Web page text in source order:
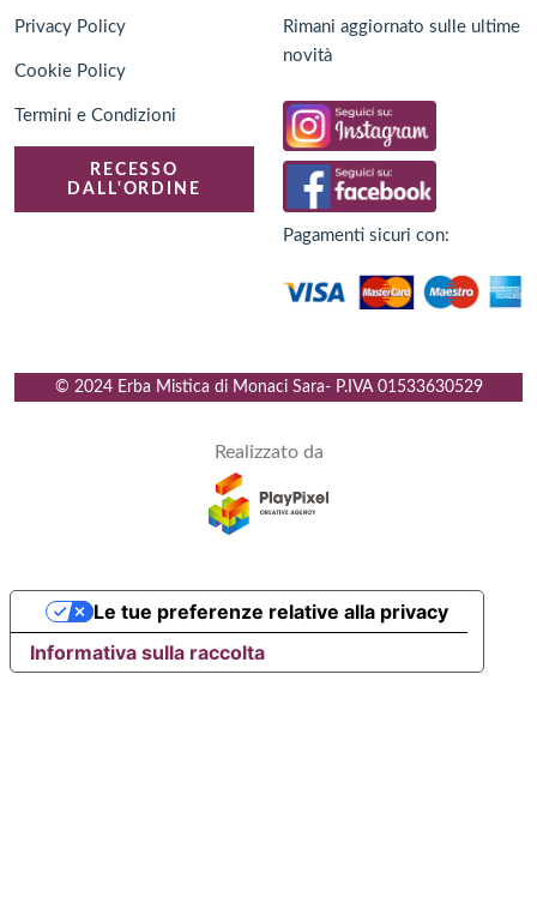
Privacy Policy
Cookie Policy
Termini e Condizioni
RECESSO
DALL'ORDINE
Rimani aggiornato sulle ultime
novità
Pagamenti sicuri con:
© 2024 Erba Mistica di Monaci Sara- P.IVA 01533630529
Realizzato da
Informativa sulla raccolta
Le tue preferenze relative alla privacy